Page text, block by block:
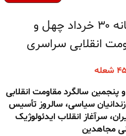
۱ شعله، در آستانه ۳۰ خرداد چهل و
انقلابی سراسری
شعله
چهل و پنجمین سالگرد مقاومت انقلابی
سیاسی، سالروز تأسیس
سرآغاز انقلاب ایدئولوژیک
مجاهدین